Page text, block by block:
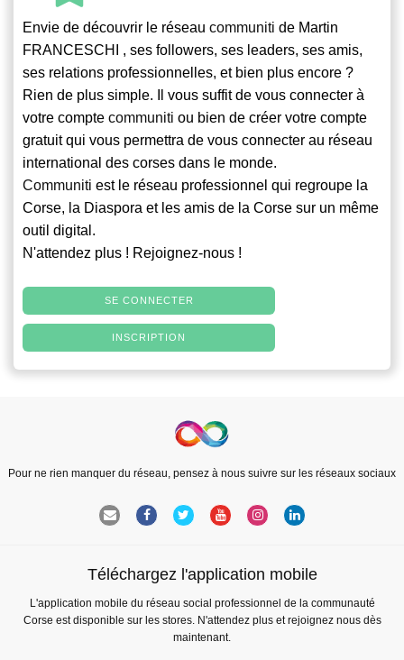
Envie de découvrir le réseau communiti de Martin
FRANCESCHI , ses followers, ses leaders, ses amis,
ses relations professionnelles, et bien plus encore ?
Rien de plus simple. Il vous suffit de vous connecter à
votre compte communiti ou bien de créer votre compte
gratuit qui vous permettra de vous connecter au réseau
international des corses dans le monde.
Communiti est le réseau professionnel qui regroupe la
Corse, la Diaspora et les amis de la Corse sur un même
outil digital.
N'attendez plus ! Rejoignez-nous !
SE CONNECTER
INSCRIPTION
Pour ne rien manquer du réseau, pensez à nous suivre sur les réseaux sociaux
Téléchargez l'application mobile
L'application mobile du réseau social professionnel de la communauté
Corse est disponible sur les stores. N'attendez plus et rejoignez nous dès
maintenant.